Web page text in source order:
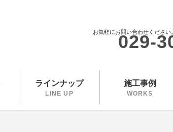
お気軽にお問い合わせください
029-
ラインナップ
LINE UP
施工事例
WORKS